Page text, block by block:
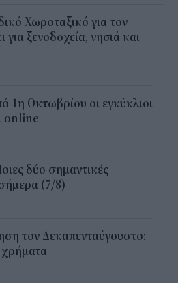
Χωροταξικό για τον
για ξενοδοχεία, νησιά και
1η Οκτωβρίου οι εγκύκλιοι
online
δύο σημαντικές
(7/8)
τον Δεκαπενταύγουστο:
χρήματα